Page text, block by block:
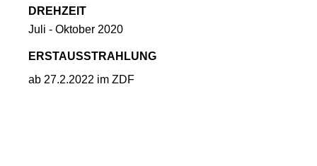
DREHZEIT
Juli - Oktober 2020
ERSTAUSSTRAHLUNG
ab 27.2.2022 im ZDF